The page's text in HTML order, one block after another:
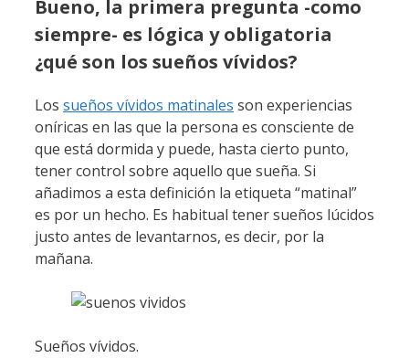
Bueno, la primera pregunta -como
siempre- es lógica y obligatoria
¿qué son los sueños vívidos?
Los sueños vívidos matinales son experiencias
oníricas en las que la persona es consciente de
que está dormida y puede, hasta cierto punto,
tener control sobre aquello que sueña. Si
añadimos a esta definición la etiqueta “matinal”
es por un hecho. Es habitual tener sueños lúcidos
justo antes de levantarnos, es decir, por la
mañana.
Sueños vívidos.